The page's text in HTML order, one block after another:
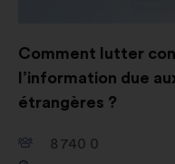
Comment lutter
l’information due
étrangères ?
8 740 0